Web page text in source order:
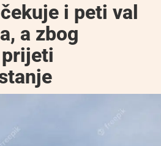
i peti val
a zbog